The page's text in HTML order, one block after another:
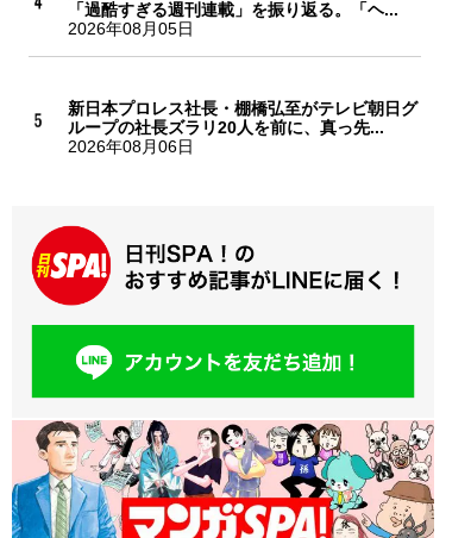
「過酷すぎる週刊連載」を振り返る。「ヘ...
2026年08月05日
新日本プロレス社長・棚橋弘至がテレビ朝日グ
ループの社長ズラリ20人を前に、真っ先...
2026年08月06日